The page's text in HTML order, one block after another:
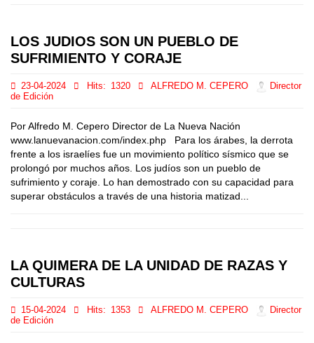
LOS JUDIOS SON UN PUEBLO DE
SUFRIMIENTO Y CORAJE
23-04-2024 Hits: 1320 ALFREDO M. CEPERO
Director
de Edición
Por Alfredo M. Cepero Director de La Nueva Nación
www.lanuevanacion.com/index.php Para los árabes, la derrota
frente a los israelíes fue un movimiento político sísmico que se
prolongó por muchos años. Los judíos son un pueblo de
sufrimiento y coraje. Lo han demostrado con su capacidad para
superar obstáculos a través de una historia matizad...
LA QUIMERA DE LA UNIDAD DE RAZAS Y
CULTURAS
15-04-2024 Hits: 1353 ALFREDO M. CEPERO
Director
de Edición